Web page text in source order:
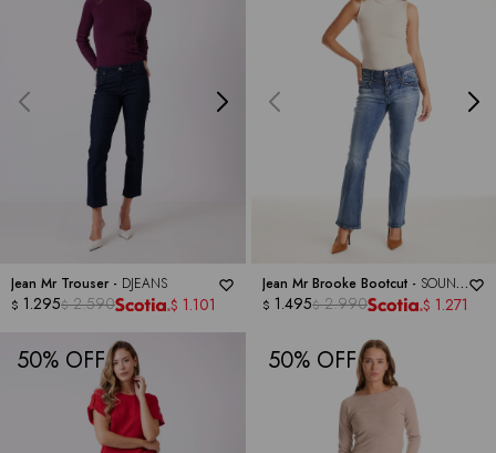
Jean Mr Trouser - DJEANS
$ 1.295$ 2.590 $ 1.101
Jean Mr Brooke Bootcut - SOUND
STYLE
$ 1.495$ 2.990 $ 1.271
50 50